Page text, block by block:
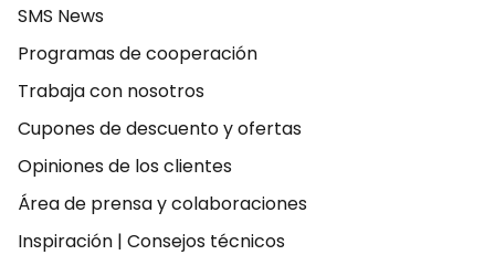
SMS News
Programas de cooperación
Trabaja con nosotros
Cupones de descuento y ofertas
Opiniones de los clientes
Área de prensa y colaboraciones
Inspiración | Consejos técnicos